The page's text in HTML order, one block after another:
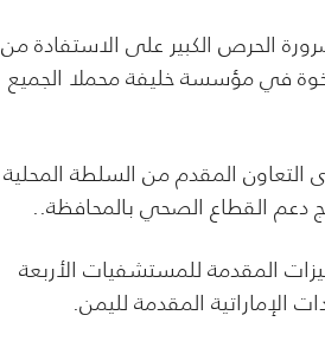
الحرص الكبير على الاستفادة من
في مؤسسة خليفة محملا الجميع
المقدم من السلطة المحلية
دعم القطاع الصحي بالمحافظة..
المقدمة للمستشفيات الأربعة
المقدمة لليمن.